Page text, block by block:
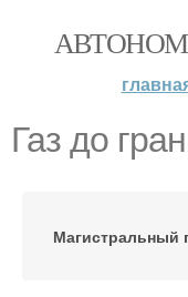
Газ до
Магистральный